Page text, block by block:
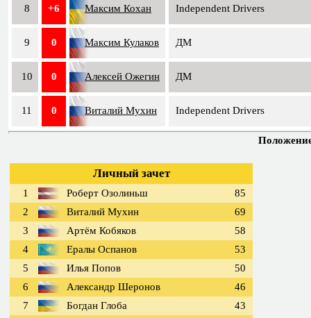
8 +6 Максим Кохан Independent Drivers
9 0 Максим Кулаков ДМ
10 0 Алексей Ожегин ДМ
11 0 Виталий Мухин Independent Drivers
Положение
Личный зачет
1 Роберт Озолиньш
85
2
Виталий Мухин
69
3
Артём Кобяков
58
4
Ералы Оспанов
53
5
Илья Попов
50
6
Александр Шеронов
46
7
Богдан Глоба
43